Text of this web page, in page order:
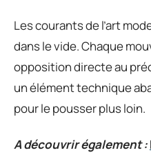
Les courants de l’art
dans le vide. Chaque
opposition directe au
un élément technique
pour le pousser plus loin.
A découvrir également :